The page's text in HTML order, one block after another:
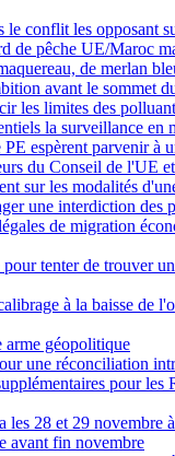
conflit les opposant
de pêche UE/Maroc
de merlan
avant le sommet
les limites des
la surveillance en
espèrent parvenir à
du Conseil de l'UE
sur les modalités
une interdiction
de migration
tenter de trouver
à la baisse de
arme géopolitique
une réconciliation
pour les
les 28 et 29 novembre
avant fin novembre